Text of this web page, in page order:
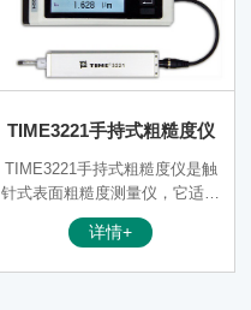
4777)，M2(DIN4776)滤波器，
可由用户根据需要选择。克服了
原RC滤波器造成的波形
TIME3221手持式粗糙度仪
TIME3221手持式粗糙度仪是触
针式表面粗糙度测量仪，它适用
于生产现场、实验室、计量室，
可测量多种机加工零件的表面粗
详情+